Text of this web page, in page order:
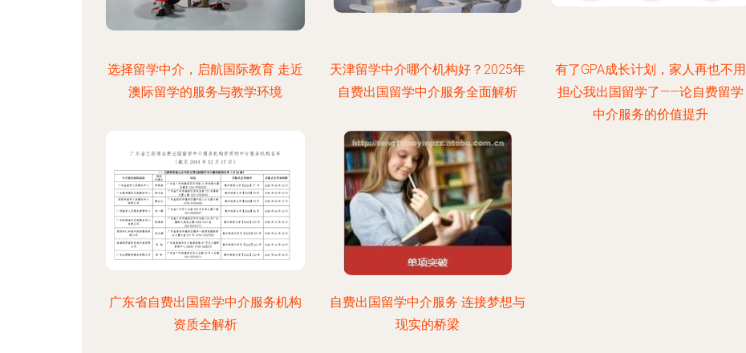
选择留学中介，启航国际教育 走近
澳际留学的服务与教学环境
天津留学中介哪个机构好？2025年
自费出国留学中介服务全面解析
有了GPA成长计划，家人再也不用
担心我出国留学了——论自费留学
中介服务的价值提升
广东省自费出国留学中介服务机构
资质全解析
自费出国留学中介服务 连接梦想与
现实的桥梁